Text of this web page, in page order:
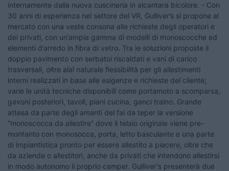
internamente dalla nuova cuscineria in alcantara bicolore. - Con
30 anni di esperienza nel settore del VR, Gulliver’s si propone al
mercato con una veste consona alle richieste degli operatori e
dei privati, con un’ampia gamma di modelli di monoscocche ed
elementi d’arredo in fibra di vetro. Tra le soluzioni proposte il
doppio pavimento con serbatoi riscaldati e vani di carico
trasversali, oltre alal naturale flessibilità per gli allestimenti
interni realizzati in base alle esigenze e richieste del cliente;
varie le unità tecniche disponibili come portamoto a scomparsa,
gavoni posteriori, tavoli, piani cucina, ganci traino. Grande
attesa da parte degli amanti del fai da teper la versione
“monoscocca da allestire” dove il telaio originale viene pre-
montanto con monosocca, porta, letto basculante e una parte
di impiantistica pronto per essere allestito a piacere, oltre che
da aziende o allestitori, anche da privati che intendono allestirsi
in modo autonomo il proprio camper. Gulliver's presenterà due